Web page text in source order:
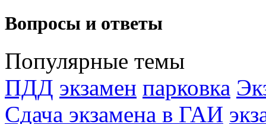
Вопросы и ответы
Популярные темы
ПДД экзамен парковка
Сдача экзамена в ГАИ